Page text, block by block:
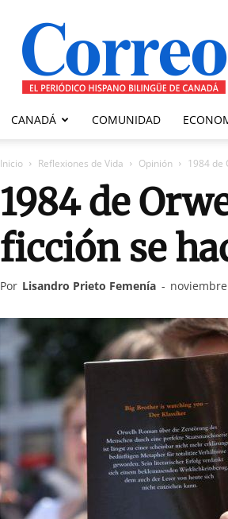
Correo
Canadiense
CANADÁ COMUNIDAD
Inicio Reflexiones de Vida Opinión 1984 de
1984 de
ficción se
Por Lisandro Prieto Femenía -